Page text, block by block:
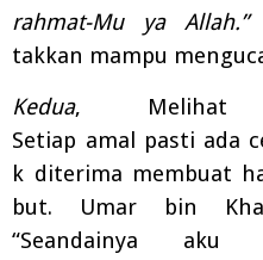
rahmat-Mu ya Allah.”
takkan mampu
Kedua, Melihat
Setiap amal pasti ada
k diterima membuat
but. Umar bin
“Seandainya